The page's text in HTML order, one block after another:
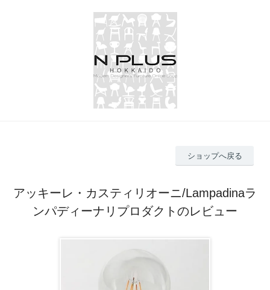
ショップへ戻る
アッキーレ・カスティリオーニ/Lampadinaラ
ンパディーナリプロダクトのレビュー